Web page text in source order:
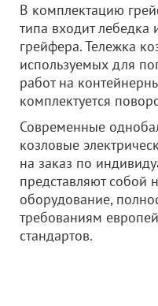
В комплектацию
типа входит
грейфера. Тележка
используемых для
работ на
комплектуется
Современные
козловые
на заказ по
представляют собой
оборудование,
требованиям
стандартов.